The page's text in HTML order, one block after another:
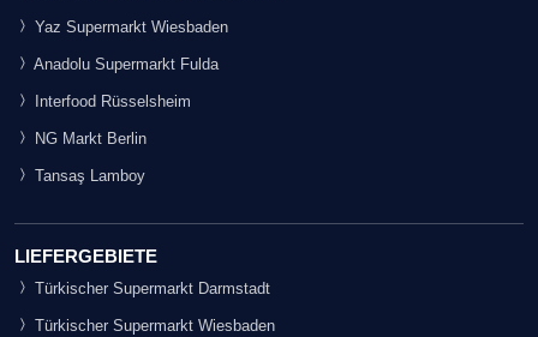
Yaz Supermarkt Wiesbaden
Anadolu Supermarkt Fulda
Interfood Rüsselsheim
NG Markt Berlin
Tansaş Lamboy
LIEFERGEBIETE
Türkischer Supermarkt Darmstadt
Türkischer Supermarkt Wiesbaden